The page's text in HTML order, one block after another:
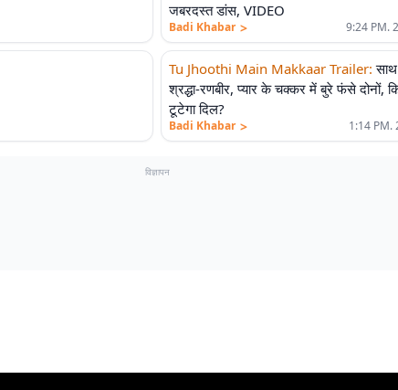
जबरदस्त डांस, VIDEO
Badi Khabar > 9:24 PM.
Tu Jhoothi Main Makkaar Trailer:
श्रद्धा-रणबीर, प्यार के चक्कर में बुरे फंसे दोनों,
टूटेगा दिल?
Badi Khabar > 1:14 PM.
विज्ञापन